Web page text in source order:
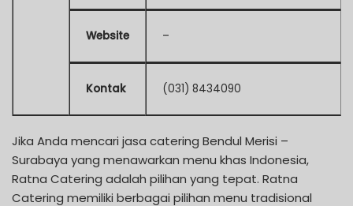
Website –
Kontak (031) 8434090
Jika Anda mencari jasa catering Bendul Merisi –
Surabaya yang menawarkan menu khas Indonesia,
Ratna Catering adalah pilihan yang tepat. Ratna
Catering memiliki berbagai pilihan menu tradisional